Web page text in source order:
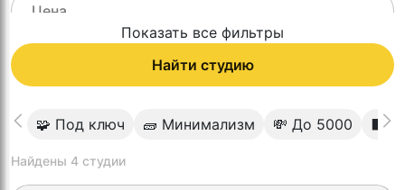
Показать все фильтры
Найти студию
🧩 Под ключ 🧱 Минимализм 💸 До 5000 ⬛️
Найдены 4 студии